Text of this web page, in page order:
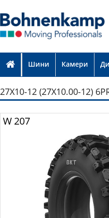
Шини Камери
27X10-12 (27X10.00-12)
W 207